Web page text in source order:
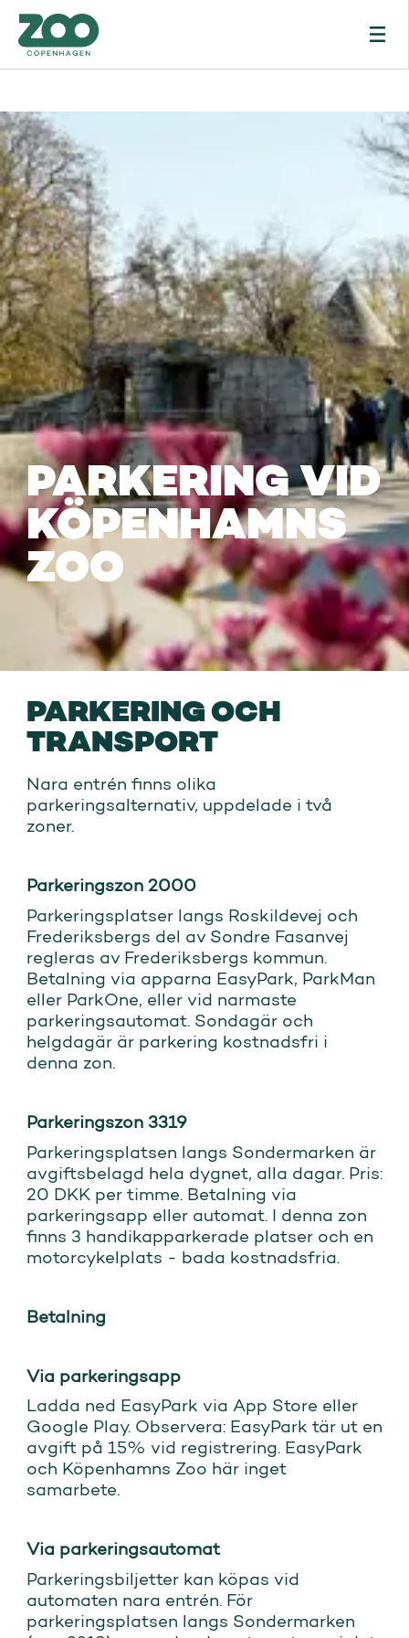
PARKERING VID
KÖPENHAMNS
ZOO
PARKERING OCH
TRANSPORT
Nara entrén finns olika
parkeringsalternativ, uppdelade i två
zoner.
Parkeringszon 2000
Parkeringsplatser langs Roskildevej och
Frederiksbergs del av Sondre Fasanvej
regleras av Frederiksbergs kommun.
Betalning via apparna EasyPark, ParkMan
eller ParkOne, eller vid narmaste
parkeringsautomat. Sondagär och
helgdagär är parkering kostnadsfri i
denna zon.
Parkeringszon 3319
Parkeringsplatsen langs Sondermarken är
avgiftsbelagd hela dygnet, alla dagar. Pris:
20 DKK per timme. Betalning via
parkeringsapp eller automat. I denna zon
finns 3 handikapparkerade platser och en
motorcykelplats - bada kostnadsfria.
Betalning
Via parkeringsapp
Ladda ned EasyPark via App Store eller
Google Play. Observera: EasyPark tär ut en
avgift på 15% vid registrering. EasyPark
och Köpenhamns Zoo här inget
samarbete.
Via parkeringsautomat
Parkeringsbiljetter kan köpas vid
automaten nara entrén. För
parkeringsplatsen langs Sondermarken